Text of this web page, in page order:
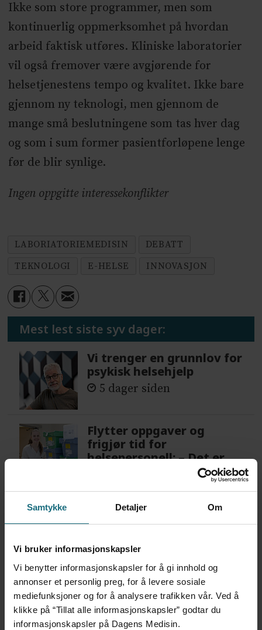
Samtykke Detaljer Om
Vi bruker informasjonskapsler
Vi benytter informasjonskapsler for å gi innhold og
annonser et personlig preg, for å levere sosiale
mediefunksjoner og for å analysere trafikken vår. Ved å
klikke på “Tillat alle informasjonskapsler” godtar du
informasjonskapsler på Dagens Medisin.
Ikke som store programmer, men som
kontinuerlig oppmerksomhet på hvordan
arbeid faktisk utføres. Kliniske laboratorier
vil også fremover være avgjørende for
helsetjenestens tempo og kvalitet. Ikke bare
gjennom ny teknologi, men gjennom de
mange små beslutningene som tas hver dag
og som i sum former pasientforløpene lenge
før de blir synlige.
Ingen oppgitte interessekonflikter
LABORIATORIEMEDISIN
DEBATT
TEKNOLOGI
E-HELSE INNOVASJON
Mest lest siste syv dager:
Vi trenger en grunnlov for
psykisk helsehjelp
5 dager siden
Flytter oppgaver og
frigjør tid for
helsepersonell: – Det er
helt magisk å være
5 dager siden
måneder – i en 16-fots
motorbåt
3 dager siden
– Etter en stund kom det